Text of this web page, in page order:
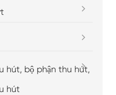
hút, bộ phận thu hút,
hút